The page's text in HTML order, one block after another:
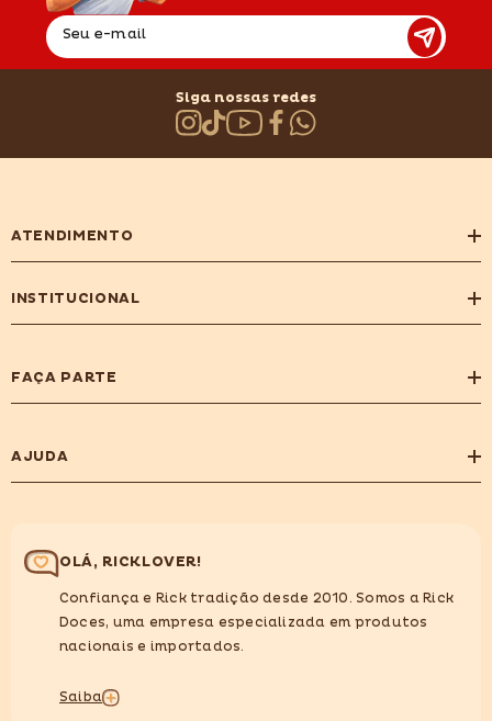
Seu e-mail
Siga nossas redes
ATENDIMENTO
INSTITUCIONAL
FAÇA PARTE
AJUDA
OLÁ, RICKLOVER!
Confiança e Rick tradição desde 2010. Somos a Rick
Doces, uma empresa especializada em produtos
nacionais e importados.
Saiba